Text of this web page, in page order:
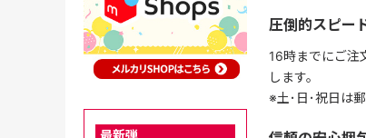
圧倒的スピー
16時までにご注
します。
※土･日･祝日は
最新弾